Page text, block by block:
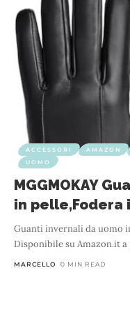
ACCESSORI AMAZON
UOMO
MGGMOKAY
in pelle,Fodera
Guanti invernali da uomo
Disponibile su Amazon.it
MARCELLO 0 MIN READ